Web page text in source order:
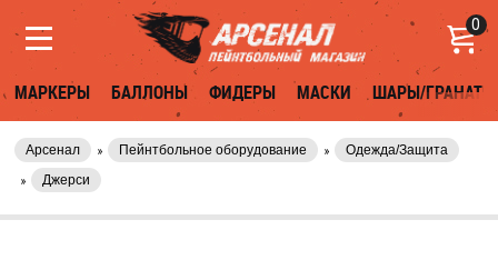
0
МАРКЕРЫ БАЛЛОНЫ ФИДЕРЫ МАСКИ ШАРЫ/ГРАНАТЫ
Арсенал Пейнтбольное оборудование
Одежда/Защита
Джерси